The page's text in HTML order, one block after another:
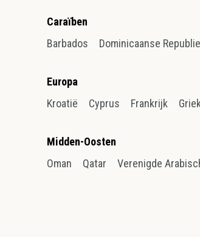
Caraïben
Barbados
Dominicaanse
Europa
Kroatië
Cyprus Frankrijk
Midden-Oosten
Oman
Qatar Verenigde